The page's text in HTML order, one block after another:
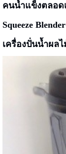
คนน้ำแข็งตลอด
Squeeze
เครื่องปั่นน้ำผล